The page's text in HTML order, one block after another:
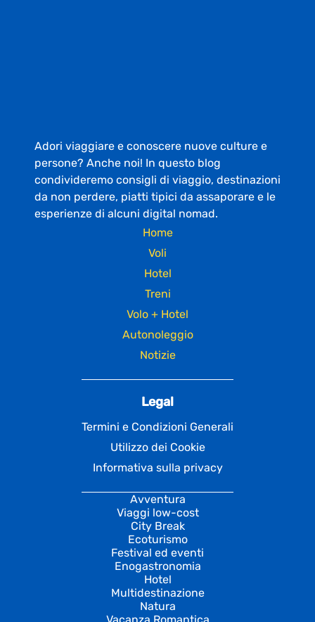
Adori viaggiare e conoscere nuove culture e
persone? Anche noi! In questo blog
condivideremo consigli di viaggio, destinazioni
da non perdere, piatti tipici da assaporare e le
esperienze di alcuni digital nomad.
Home
Voli
Hotel
Treni
Volo + Hotel
Autonoleggio
Notizie
Legal
Termini e Condizioni Generali
Utilizzo dei Cookie
Informativa sulla privacy
Avventura
Viaggi low-cost
City Break
Ecoturismo
Festival ed eventi
Enogastronomia
Hotel
Multidestinazione
Natura